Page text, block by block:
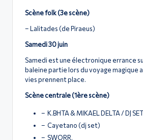
Scène folk (3e scène)
– Lalitades (de Piraeus)
Samedi 30 juin
Samedi est une électronique errance
baleine partie lors du voyage magique
vies prennent place.
Scène centrale (1ère scène)
– K.BHTA & MIKAEL DELTA / DJ
– Cayetano (dj set)
– SWORR.